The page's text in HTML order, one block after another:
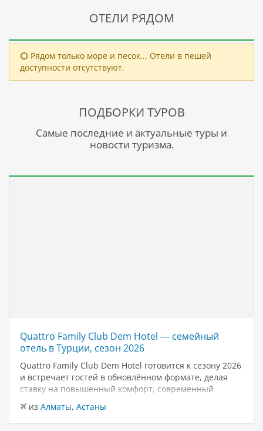
ОТЕЛИ РЯДОМ
Рядом только море и песок... Отели в пешей
доступности отсутствуют.
ПОДБОРКИ ТУРОВ
Самые последние и актуальные туры и
новости туризма.
Quattro Family Club Dem Hotel — семейный
отель в Турции, сезон 2026
Quattro Family Club Dem Hotel готовится к сезону 2026
и встречает гостей в обновлённом формате, делая
ставку на повышенный комфорт, современный
дизайн и атмосферу спокойного семейного отдыха у
моря. Отель остаётся популярным выбором для тех,
кто ищет семейный отель в…
из Алматы, Астаны